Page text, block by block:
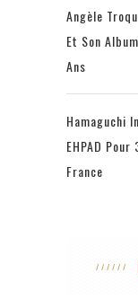
Angèle
Et Son
Ans
Hamaguchi
EHPAD
France